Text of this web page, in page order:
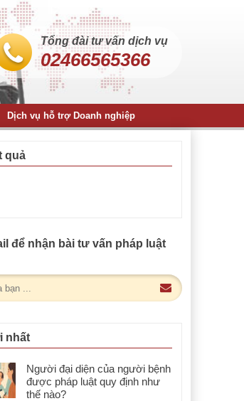
Tổng đài tư vấn dịch vụ
02466565366
Dịch vụ hỗ trợ Doanh nghiệp
quả
để nhận bài tư vấn pháp luật
nhất
Người đại diện của người bệnh
được pháp luật quy định như
thế nào?